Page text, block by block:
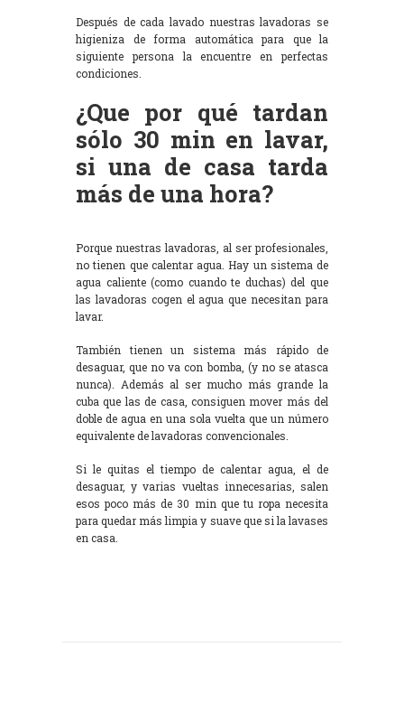
Después de cada lavado nuestras lavadoras se
higieniza de forma automática para que la
siguiente persona la encuentre en perfectas
condiciones.
¿Que por qué tardan
sólo 30 min en lavar,
si una de casa tarda
más de una hora?
Porque nuestras lavadoras, al ser profesionales,
no tienen que calentar agua. Hay un sistema de
agua caliente (como cuando te duchas) del que
las lavadoras cogen el agua que necesitan para
lavar.
También tienen un sistema más rápido de
desaguar, que no va con bomba, (y no se atasca
nunca). Además al ser mucho más grande la
cuba que las de casa, consiguen mover más del
doble de agua en una sola vuelta que un número
equivalente de lavadoras convencionales.
Si le quitas el tiempo de calentar agua, el de
desaguar, y varias vueltas innecesarias, salen
esos poco más de 30 min que tu ropa necesita
para quedar más limpia y suave que si la lavases
en casa.